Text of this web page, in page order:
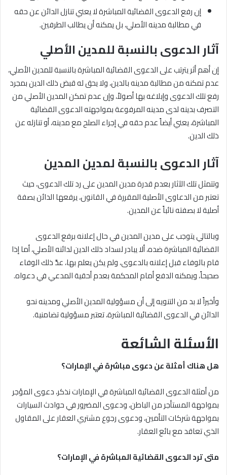
إن رفع الدعوى القضائية المباشرة لا يعني تنازل الدائن عن حقه
في مطالبة مدينه الأصلي، بل يمكنه أن يطالب الطرفين.
آثار الدعوى بالنسبة للمدين الأصلي
إن أهم أثر يترتب على الدعوى القضائية المباشرة بالنسبة للمدين الأصلي،
عدم تمكنه من مطالبة مدينه بالدين، ولا يحق له قبض ذلك الدين بمجرد
رفع تلك الدعوى وإبلاغه بها أصولاً، وإن عدم تمكن المدين الأصلي من
التصرف بدينه لدى مدينه المرفوعة بمواجهته الدعوى القضائية
المباشرة، يعني أيضاً عدم حقه في إجراء الصلح مع مدينه، أو تنازله عن
ذلك الدين.
آثار الدعوى بالنسبة لمدين المدين
وتتمثل تلك الآثار بعدم قدرة مدين المدين على رد تلك الدعوى، حيث
تعتبر من الدعاوى الأصلية المقررة في القانون، يرفعها الدائن بصفة
أصلية لا بصفته نائباً عن المدين.
وبالتالي يتوجب على مدين المدين في حال إعلانه برفع الدعوى
القضائية المباشرة ضده، ألا يبادر لسداد ذلك الدين لدائنه الأصلي، أما إذا
قام بالوفاء قبل إعلانه بالدعوى، ولم يكن يعلم بها، عدَّ ذلك الوفاء
صحيحاً، ويمكنه الدفع أمام المحكمة بعدم أحقية المدعي في دعواه.
وأخيراً لا بد من التنويه إلى أن مسؤولية المدين الأصلي ومدينه نحو
الدائن في الدعوى القضائية المباشرة، تعتبر مسؤولية تضامنية.
الأسئلة الشائعة
هل هناك أمثلة عن دعوى مباشرة في الإمارات؟
من أمثلة الدعوى القضائية المباشرة في الإمارات نذكر، دعوى المؤجر
بمواجهة المستأجر من الباطن، ودعوى المضرور في حوادث السيارات
بمواجهة شركات التأمين، ودعوى رجوع مشتري العقار على المقاول
الذي تعاقد مع بائع العقار.
متى ترد الدعوى القضائية المباشرة في الإمارات؟